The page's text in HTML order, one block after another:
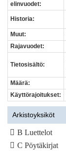
elinvuodet:
Historia:
Muut:
Rajavuodet:
Tietosisältö:
Määrä:
Käyttörajoitukset:
Arkistoyksiköt
B Luettelot
C Pöytäkirjat